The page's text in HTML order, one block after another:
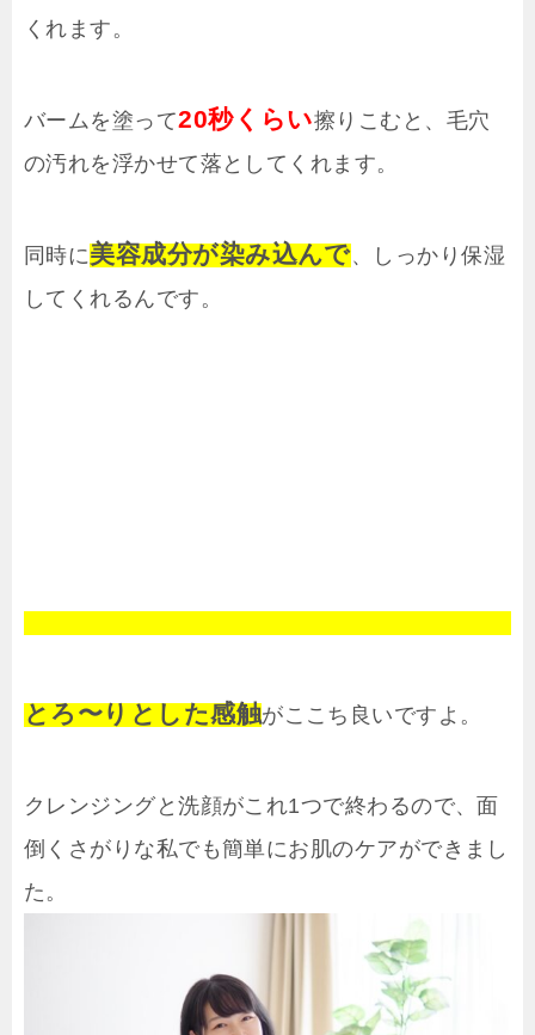
くれます。
バームを塗って20秒くらい擦りこむと、毛穴
の汚れを浮かせて落としてくれます。
同時に美容成分が染み込んで、しっかり保湿
してくれるんです。
とろ〜りとした感触がここち良いですよ。
クレンジングと洗顔がこれ1つで終わるので、面
倒くさがりな私でも簡単にお肌のケアができまし
た。